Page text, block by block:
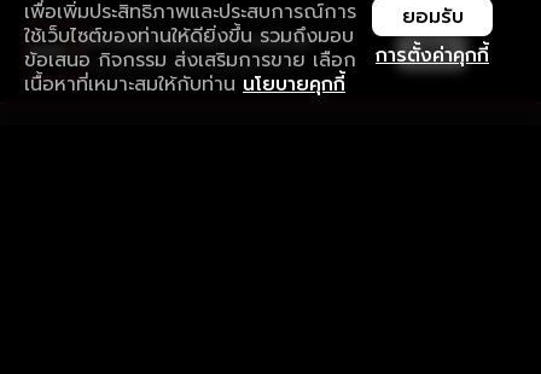
เพื่อเพิ่มประสิทธิภาพและประสบการณ์การ
ใช้เว็บไซต์ของท่านให้ดียิ่งขึ้น รวมถึงมอบ
ข้อเสนอ กิจกรรม ส่งเสริมการขาย เลือก
เนื้อหาที่เหมาะสมให้กับท่าน นโยบายคุกกี้
การตั้งค่าคุกกี้
ยอมรับ
ใช้งานแอป ลื่นไหลกว่า ไม่มีสะดุด
ดาวน์โหลดแอปเพื่อการรับชมที่ดีกว่า เปิด